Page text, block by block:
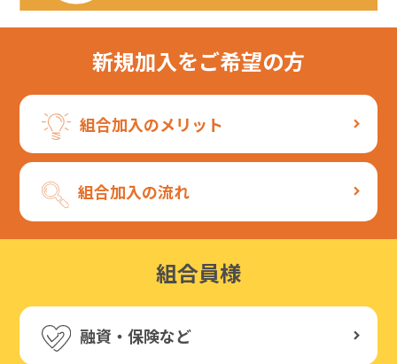
新規加入をご希望の方
組合加入のメリット
組合加入の流れ
組合員様
融資・保険など